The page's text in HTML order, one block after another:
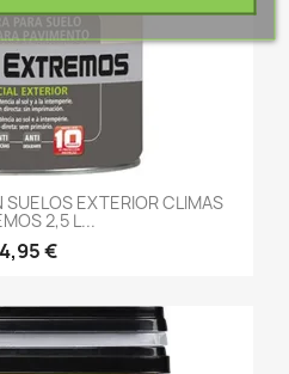
SUELOS EXTERIOR CLIMAS
2,5 L...
€